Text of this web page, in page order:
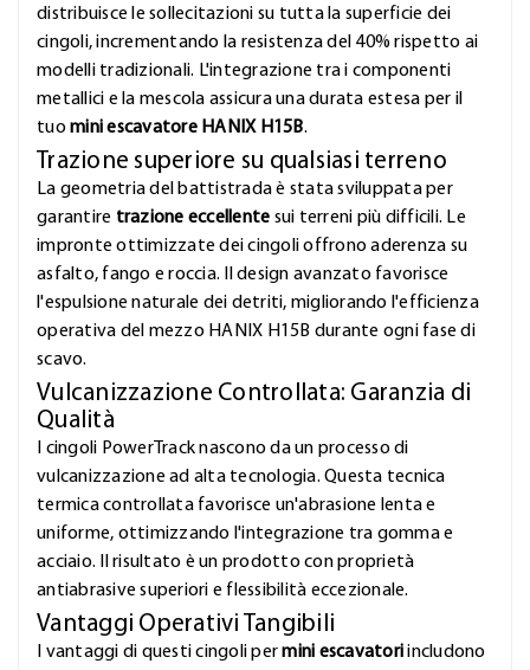
distribuisce le sollecitazioni su tutta la superficie dei
cingoli, incrementando la resistenza del 40% rispetto ai
modelli tradizionali. L'integrazione tra i componenti
metallici e la mescola assicura una durata estesa per il
tuo mini escavatore HANIX H15B.
Trazione superiore su qualsiasi terreno
La geometria del battistrada è stata sviluppata per
garantire trazione eccellente sui terreni più difficili. Le
impronte ottimizzate dei cingoli offrono aderenza su
asfalto, fango e roccia. Il design avanzato favorisce
l'espulsione naturale dei detriti, migliorando l'efficienza
operativa del mezzo HANIX H15B durante ogni fase di
scavo.
Vulcanizzazione Controllata: Garanzia di
Qualità
I cingoli PowerTrack nascono da un processo di
vulcanizzazione ad alta tecnologia. Questa tecnica
termica controllata favorisce un'abrasione lenta e
uniforme, ottimizzando l'integrazione tra gomma e
acciaio. Il risultato è un prodotto con proprietà
antiabrasive superiori e flessibilità eccezionale.
Vantaggi Operativi Tangibili
I vantaggi di questi cingoli permini escavatoriincludono